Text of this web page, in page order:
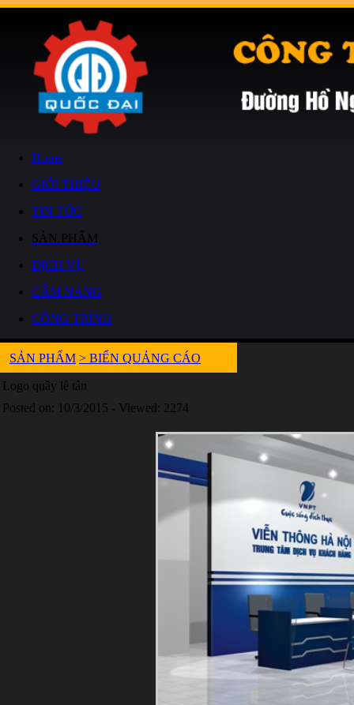
Home
GIỚI THIỆU
TIN TỨC
SẢN PHẨM
DỊCH VỤ
CẨM NANG
CÔNG TRÌNH
SẢN PHẨM > BIỂN QUẢNG CÁO
Logo quầy lễ tân
Posted on: 10/3/2015 - Viewed: 2274